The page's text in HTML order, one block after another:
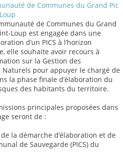
de Communes du Grand Pic
de Communes du Grand
Loup est engagée dans une
d’un PICS à l’horizon
elle souhaite avoir recours à
sur la Gestion des
Naturels pour appuyer le chargé de
la phase finale d’élaboration du
des habitants du territoire.
principales proposées dans
seront de :
la démarche d’élaboration et de
de Sauvegarde (PICS) du